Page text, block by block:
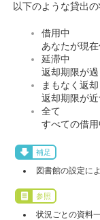
以下のような貸出
借用中
あなたが現
延滞中
返却期限が過
まもなく返却
返却期限が近
全て
すべての借用
補足
図書館の設定に
参照
状況ごとの資料